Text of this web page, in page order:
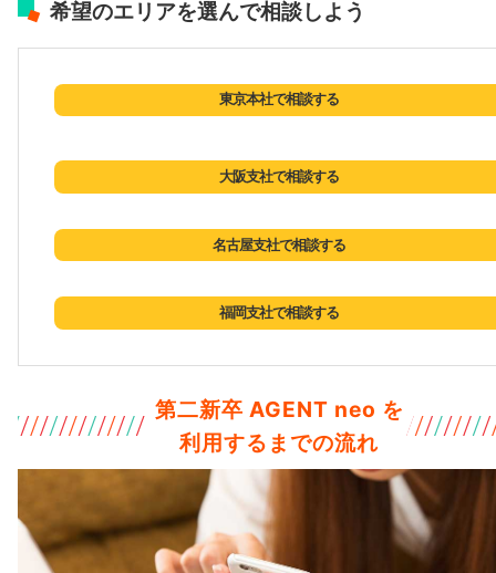
希望のエリアを選んで相談しよう
東京本社で相談する
大阪支社で相談する
名古屋支社で相談する
福岡支社で相談する
第二新卒 AGENT neo を
利用するまでの流れ